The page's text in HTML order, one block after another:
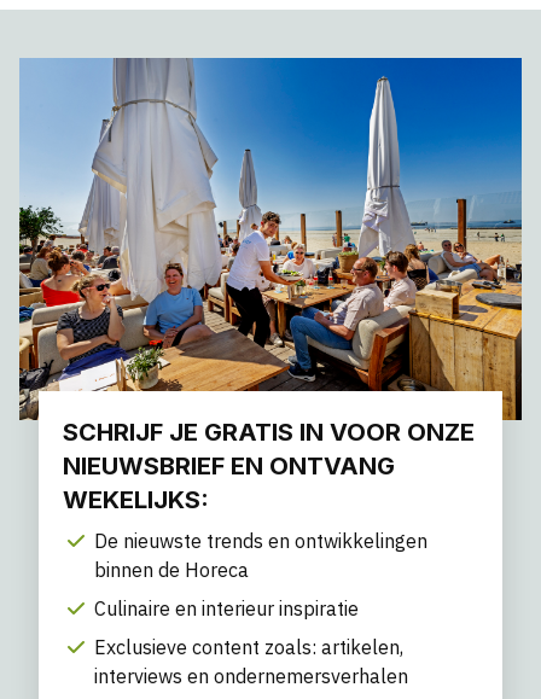
SCHRIJF JE GRATIS IN VOOR ONZE
NIEUWSBRIEF EN ONTVANG
WEKELIJKS:
De nieuwste trends en ontwikkelingen
binnen de Horeca
Culinaire en interieur inspiratie
Exclusieve content zoals: artikelen,
interviews en ondernemersverhalen